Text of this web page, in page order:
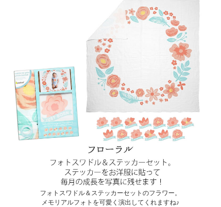
フォトスワドル＆ステッカーセットのフラワー。
メモリアルフォトを可愛く演出してくれますね♪